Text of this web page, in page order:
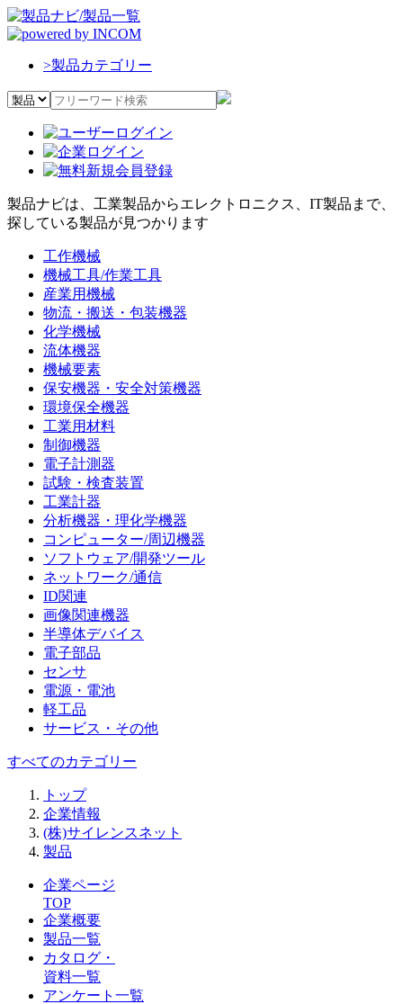
>製品カテゴリー
製品ナビは、工業製品からエレクトロニクス、IT製品まで、
探している製品が見つかります
工作機械
機械工具/作業工具
産業用機械
物流・搬送・包装機器
化学機械
流体機器
機械要素
保安機器・安全対策機器
環境保全機器
工業用材料
制御機器
電子計測器
試験・検査装置
工業計器
分析機器・理化学機器
コンピューター/周辺機器
ソフトウェア/開発ツール
ネットワーク/通信
ID関連
画像関連機器
半導体デバイス
電子部品
センサ
電源・電池
軽工品
サービス・その他
すべてのカテゴリー
トップ
企業情報
(株)サイレンスネット
製品
企業ページ
TOP
企業概要
製品一覧
カタログ・
資料一覧
アンケート一覧